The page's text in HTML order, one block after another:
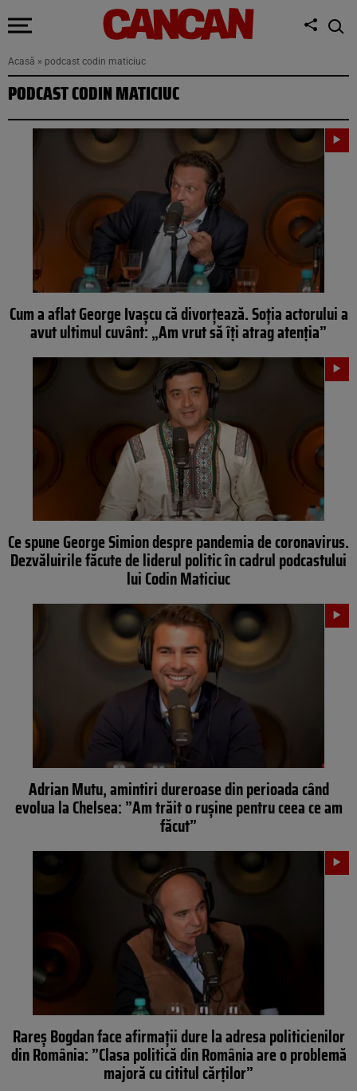
Acasă » podcast codin maticiuc
PODCAST CODIN MATICIUC
Cum a aflat George Ivașcu că divorțează. Soția actorului a
avut ultimul cuvânt: „Am vrut să îți atrag atenția”
Ce spune George Simion despre pandemia de coronavirus.
Dezvăluirile făcute de liderul politic în cadrul podcastului
lui Codin Maticiuc
Adrian Mutu, amintiri dureroase din perioada când
evolua la Chelsea: ”Am trăit o rușine pentru ceea ce am
făcut”
Rareș Bogdan face afirmații dure la adresa politicienilor
din România: ”Clasa politică din România are o problemă
majoră cu cititul cărților”